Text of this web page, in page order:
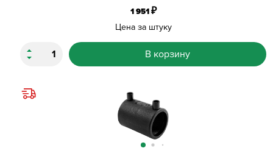
1 951₽
Цена за штуку
В корзину